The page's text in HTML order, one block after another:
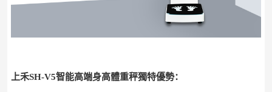
上禾SH-V5智能高端身高體重秤獨特優勢：